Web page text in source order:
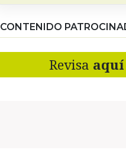
CONTENIDO
Revisa